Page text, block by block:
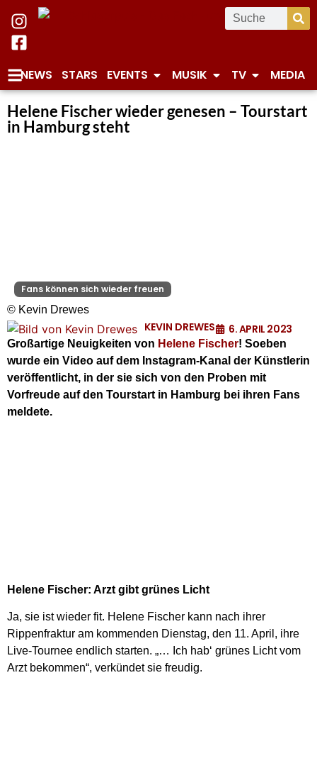
NEWS STARS EVENTS MUSIK TV MEDIA
Helene Fischer wieder genesen – Tourstart
in Hamburg steht
Fans können sich wieder freuen
© Kevin Drewes
KEVIN DREWES 6. APRIL 2023
Großartige Neuigkeiten von Helene Fischer! Soeben
wurde ein Video auf dem Instagram-Kanal der Künstlerin
veröffentlicht, in der sie sich von den Proben mit
Vorfreude auf den Tourstart in Hamburg bei ihren Fans
meldete.
Helene Fischer: Arzt gibt grünes Licht
Ja, sie ist wieder fit. Helene Fischer kann nach ihrer
Rippenfraktur am kommenden Dienstag, den 11. April, ihre
Live-Tournee endlich starten. „… Ich hab‘ grünes Licht vom
Arzt bekommen“, verkündet sie freudig.